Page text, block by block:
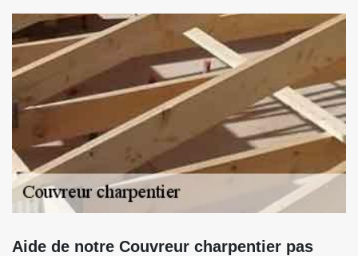
Aide de notre Couvreur charpentier pas